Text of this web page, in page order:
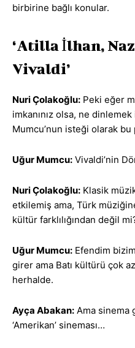
birbirine bağlı konular.
‘Atilla İlhan,
Vivaldi’
Nuri Çolakoğlu: Peki eğer
imkanınız olsa, ne
Mumcu’nun isteği olarak
Uğur Mumcu: Vivaldi’nin
Nuri Çolakoğlu: Klasik
etkilemiş ama, Türk
kültür farklılığından değil
Uğur Mumcu: Efendim
girer ama Batı kültürü çok
herhalde.
Ayça Abakan: Ama sinema
‘Amerikan’ sineması…